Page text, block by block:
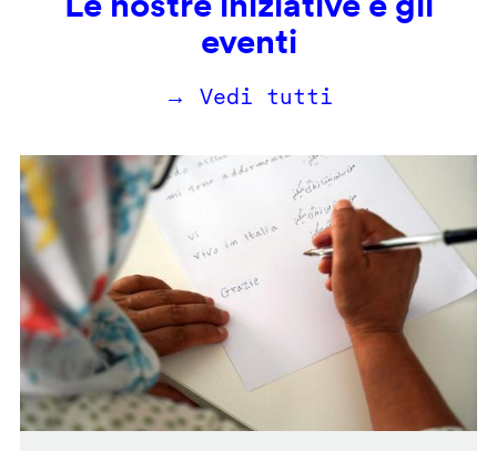
eventi
→ Vedi tutti